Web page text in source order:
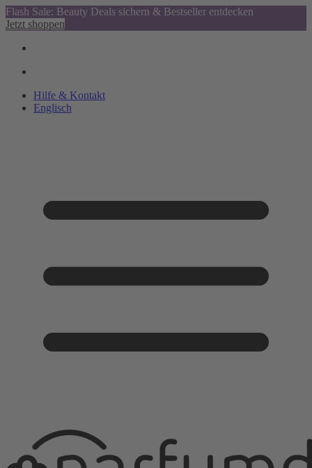
Flash Sale: Beauty Deals sichern & Bestseller entdecken
Jetzt shoppen
Hilfe & Kontakt
Englisch